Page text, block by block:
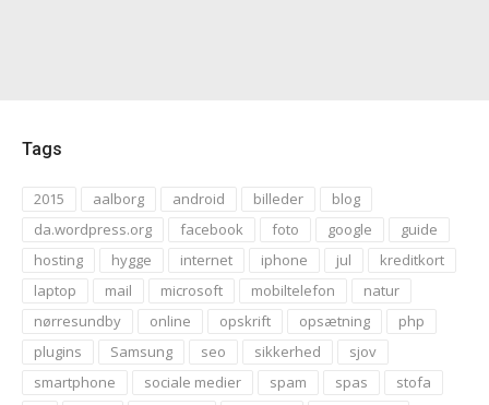
Tags
2015 aalborg android billeder
blog
da.wordpress.org
facebook foto google
guide
hosting
hygge internet iphone jul
kreditkort
laptop
mail microsoft mobiltelefon
natur
nørresundby
online opskrift opsætning
php
plugins
Samsung seo sikkerhed
sjov
smartphone
sociale medier spam spas
stofa